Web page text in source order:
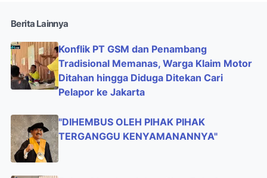
Berita Lainnya
Konflik PT GSM dan Penambang
Tradisional Memanas, Warga Klaim Motor
Ditahan hingga Diduga Ditekan Cari
Pelapor ke Jakarta
"DIHEMBUS OLEH PIHAK PIHAK
TERGANGGU KENYAMANANNYA"